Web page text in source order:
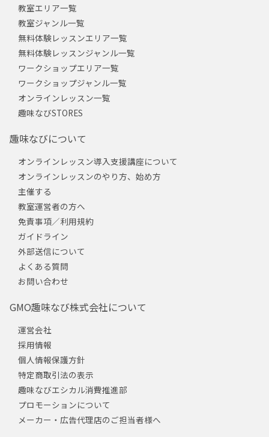
教室エリア一覧
教室ジャンル一覧
無料体験レッスンエリア一覧
無料体験レッスンジャンル一覧
ワークショップエリア一覧
ワークショップジャンル一覧
オンラインレッスン一覧
趣味なびSTORES
趣味なびについて
オンラインレッスン導入支援講座について
オンラインレッスンのやり方、始め方
主催する
教室運営者の方へ
免責事項／利用規約
ガイドライン
外部送信について
よくある質問
お問い合わせ
GMO趣味なび株式会社について
運営会社
採用情報
個人情報保護方針
特定商取引法の表示
趣味なびエシカル消費推進部
プロモーションについて
メーカー・広告代理店のご担当者様へ